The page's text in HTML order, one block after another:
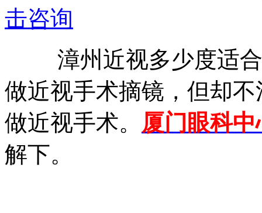
击咨询
漳州近视多少度适
做近视手术摘镜，但却
做近视手术。 厦门眼科
解下。